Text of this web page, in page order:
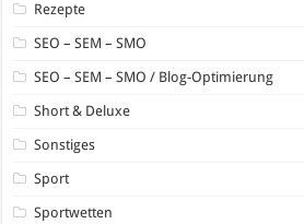
Rezepte
SEO – SEM – SMO
SEO – SEM – SMO / Blog-Optimierung
Short & Deluxe
Sonstiges
Sport
Sportwetten